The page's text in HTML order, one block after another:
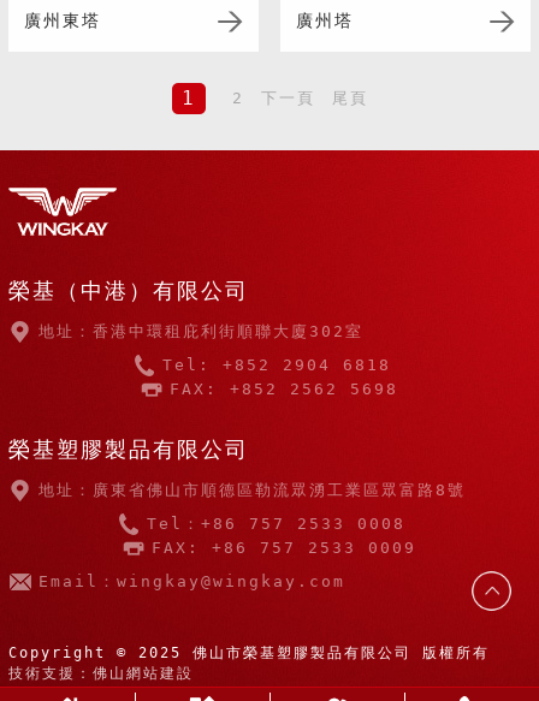
廣州東塔 廣州塔
1 2 下一頁 尾頁
榮基（中港）有限公司
地址：香港中環租庇利街順聯大廈302室
Tel: +852 2904 6818
FAX: +852 2562 5698
榮基塑膠製品有限公司
地址：廣東省佛山市順德區勒流眾湧工業區眾富路8號
Tel：+86 757 2533 0008
FAX: +86 757 2533 0009
Email：wingkay@wingkay.com
Copyright © 2025 佛山市榮基塑膠製品有限公司 版權所有
技術支援：佛山網站建設